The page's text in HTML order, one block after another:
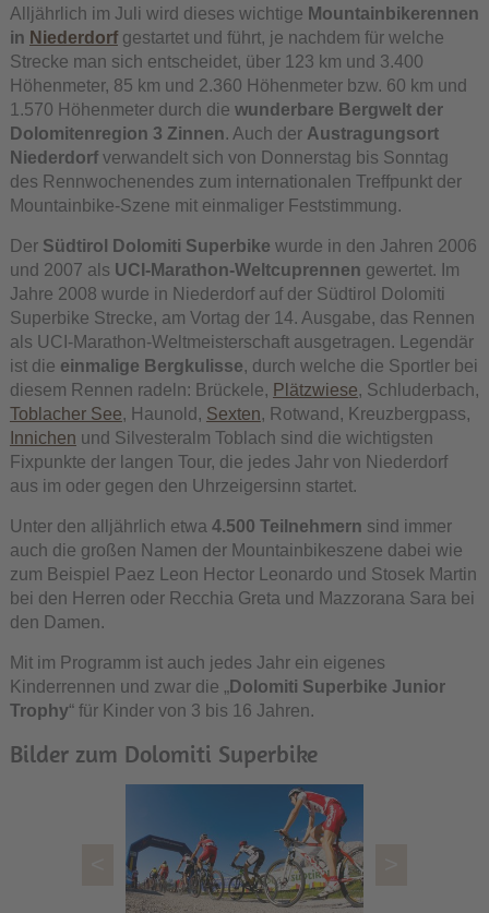
Alljährlich im Juli wird dieses wichtige Mountainbikerennen
in Niederdorfgestartet und führt, je nachdem für welche
Strecke man sich entscheidet, über 123 km und 3.400
Höhenmeter, 85 km und 2.360 Höhenmeter bzw. 60 km und
1.570 Höhenmeter durch die wunderbare Bergwelt der
Dolomitenregion 3 Zinnen. Auch der Austragungsort
Niederdorfverwandelt sich von Donnerstag bis Sonntag
des Rennwochenendes zum internationalen Treffpunkt der
Mountainbike-Szene mit einmaliger Feststimmung.
Der Südtirol Dolomiti Superbike wurde in den Jahren 2006
und 2007 als UCI-Marathon-Weltcuprennen gewertet. Im
Jahre 2008 wurde in Niederdorf auf der Südtirol Dolomiti
Superbike Strecke, am Vortag der 14. Ausgabe, das Rennen
als UCI-Marathon-Weltmeisterschaft ausgetragen. Legendär
ist die einmalige Bergkulisse, durch welche die Sportler bei
diesem Rennen radeln: Brückele, Plätzwiese, Schluderbach,
Toblacher See, Haunold, Sexten, Rotwand, Kreuzbergpass,
Innichen und Silvesteralm Toblach sind die wichtigsten
Fixpunkte der langen Tour, die jedes Jahr von Niederdorf
aus im oder gegen den Uhrzeigersinn startet.
Unter den alljährlich etwa 4.500 Teilnehmern sind immer
auch die großen Namen der Mountainbikeszene dabei wie
zum Beispiel Paez Leon Hector Leonardo und Stosek Martin
bei den Herren oder Recchia Greta und Mazzorana Sara bei
den Damen.
Mit im Programm ist auch jedes Jahr ein eigenes
Kinderrennen und zwar die „Dolomiti Superbike Junior
Trophy“ für Kinder von 3 bis 16 Jahren.
Bilder zum Dolomiti Superbike